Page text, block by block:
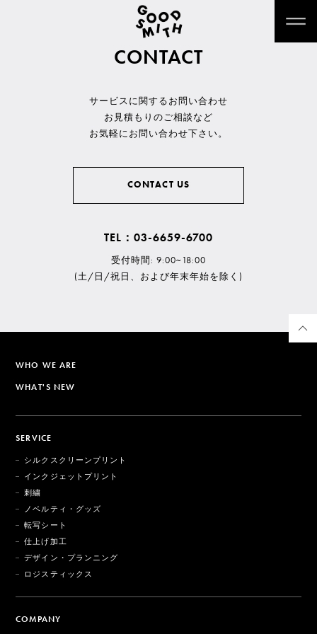
CONTACT
サービスに関するお問い合わせ
お見積もりのご相談など
お気軽にお問い合わせ下さい。
CONTACT US
TEL：03-6659-6700
受付時間: 9:00~18:00
(土/日/祝日、および年末年始を除く)
WHO WE ARE
WHAT'S NEW
SERVICE
シルクスクリーンプリント
インクジェットプリント
刺繍
ノベルティ・グッズ
転写シート
仕上げ加工
デザイン・プランニング
ロジスティックス
COMPANY